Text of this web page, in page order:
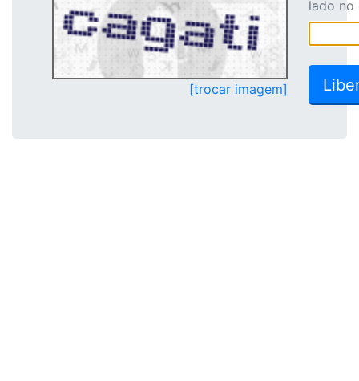
[trocar imagem]
lado no